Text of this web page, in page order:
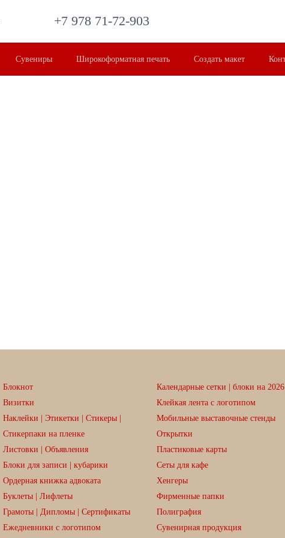
+7 978 71-72-903
Сувениры Широкоформатная печать Создать макет
Блокнот
Визитки
Наклейки | Этикетки | Стикеры |
Стикерпаки на пленке
Листовки | Объявления
Блоки для записи | кубарики
Ордерная книжка адвоката
Буклеты | Лифлеты
Грамоты | Дипломы | Сертификаты
Ежедневники с логотипом
Календарные сетки | блоки на 2026
Клейкая лента с логотипом
Мобильные выставочные стенды
Открытки
Пластиковые карты
Сеты для кафе
Хенгеры
Фирменные папки
Полиграфия
Сувенирная продукция